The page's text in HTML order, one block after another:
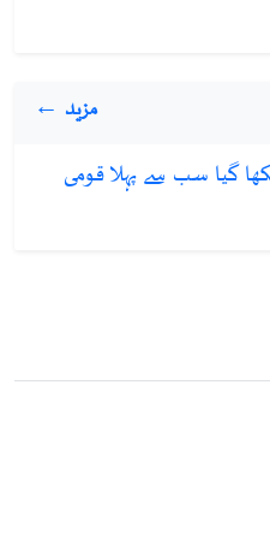
ہے۔
یاور ماجد
مزید ←
گیا سب سے پہلا قومی